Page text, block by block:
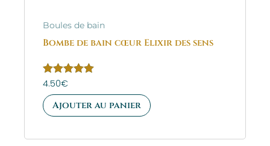
Boules de bain
Bombe de bain cœur Elixir des sens
Note
sur 5
4.50€
Ajouter au panier